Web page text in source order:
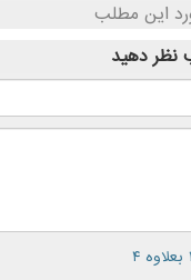
این مطلب
نظر دهید